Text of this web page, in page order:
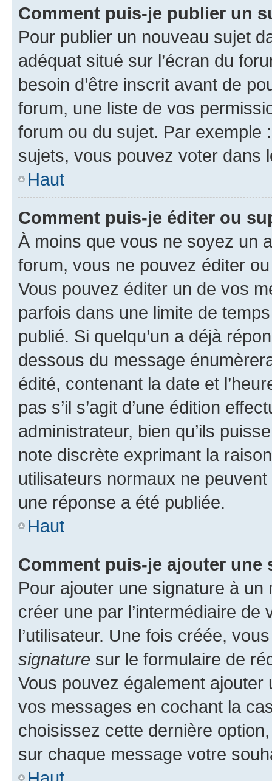
Comment puis-je publier un
Pour publier un nouveau sujet
adéquat situé sur l’écran du
besoin d’être inscrit avant de
forum, une liste de vos
forum ou du sujet. Par exemple
sujets, vous pouvez voter dans
Haut
Comment puis-je éditer ou
À moins que vous ne soyez un
forum, vous ne pouvez éditer
Vous pouvez éditer un de vos
parfois dans une limite de
publié. Si quelqu’un a déjà
dessous du message
édité, contenant la date et
pas s’il s’agit d’une édition
administrateur, bien qu’ils
note discrète exprimant la
utilisateurs normaux ne
une réponse a été publiée.
Haut
Comment puis-je ajouter une
Pour ajouter une signature à un
créer une par l’intermédiaire
l’utilisateur. Une fois créée,
signature sur le formulaire de
Vous pouvez également
vos messages en cochant la
choisissez cette dernière
sur chaque message votre